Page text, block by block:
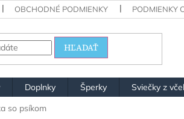
OBCHODNÉ PODMIENKY PODMIENKY
HĽADAŤ
Doplnky Šperky
Sviečky z
so psíkom